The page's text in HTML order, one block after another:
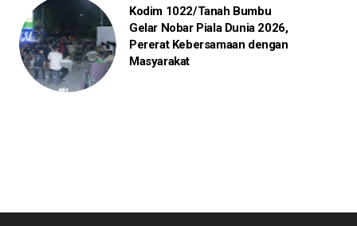
Kodim 1022/Tanah Bumbu
Gelar Nobar Piala Dunia 2026,
Pererat Kebersamaan dengan
Masyarakat